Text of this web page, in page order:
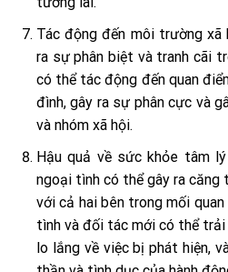
Tác động đến môi trường
ra sự phân biệt và tranh cãi
có thể tác động đến quan
đình, gây ra sự phân cực và
và nhóm xã hội.
Hậu quả về sức khỏe tâm
ngoại tình có thể gây ra
với cả hai bên trong mối
tình và đối tác mới có thể
lo lắng về việc bị phát hiện,